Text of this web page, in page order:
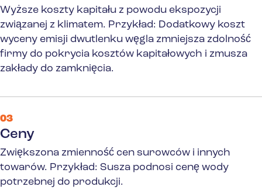
Wyższe koszty kapitału z powodu ekspozycji
związanej z klimatem. Przykład: Dodatkowy koszt
wyceny emisji dwutlenku węgla zmniejsza zdolność
firmy do pokrycia kosztów kapitałowych i zmusza
zakłady do zamknięcia.
03
Ceny
Zwiększona zmienność cen surowców i innych
towarów. Przykład: Susza podnosi cenę wody
potrzebnej do produkcji.